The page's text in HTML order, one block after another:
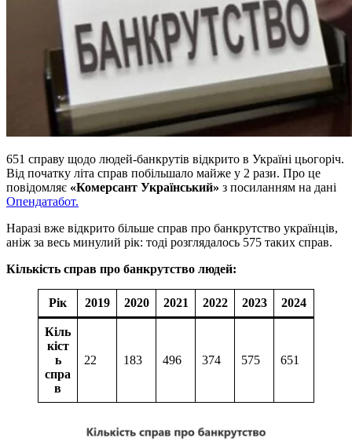
651 справу щодо людей-банкрутів відкрито в Україні цьогоріч.
Від початку літа справ побільшало майже у 2 рази. Про це
повідомляє «Комерсант Український» з посиланням на дані
Опендатабот.
Наразі вже відкрито більше справ про банкрутство українців,
аніж за весь минулий рік: тоді розглядалось 575 таких справ.
Кількість справ про банкрутство людей:
Рік 2019 2020 2021 2022 2023 2024
Кіль
кіст
ь
спра
в
22 183 496 374 575 651